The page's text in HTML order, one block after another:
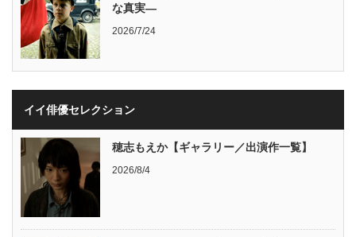
な真実―
2026/7/24
イイ俳優セレクション
穂志もえか【ギャラリー／出演作一覧】
2026/8/4